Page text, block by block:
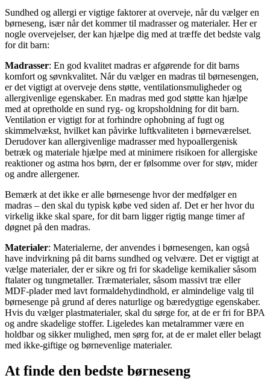
Sundhed og allergi er vigtige faktorer at overveje, når du vælger en
børneseng, især når det kommer til madrasser og materialer. Her er
nogle overvejelser, der kan hjælpe dig med at træffe det bedste valg
for dit barn:
Madrasser: En god kvalitet madras er afgørende for dit barns
komfort og søvnkvalitet. Når du vælger en madras til børnesengen,
er det vigtigt at overveje dens støtte, ventilationsmuligheder og
allergivenlige egenskaber. En madras med god støtte kan hjælpe
med at opretholde en sund ryg- og kropsholdning for dit barn.
Ventilation er vigtigt for at forhindre ophobning af fugt og
skimmelvækst, hvilket kan påvirke luftkvaliteten i børneværelset.
Derudover kan allergivenlige madrasser med hypoallergenisk
betræk og materiale hjælpe med at minimere risikoen for allergiske
reaktioner og astma hos børn, der er følsomme over for støv, mider
og andre allergener.
Bemærk at det ikke er alle børnesenge hvor der medfølger en
madras – den skal du typisk købe ved siden af. Det er her hvor du
virkelig ikke skal spare, for dit barn ligger rigtig mange timer af
døgnet på den madras.
Materialer: Materialerne, der anvendes i børnesengen, kan også
have indvirkning på dit barns sundhed og velvære. Det er vigtigt at
vælge materialer, der er sikre og fri for skadelige kemikalier såsom
ftalater og tungmetaller. Træmaterialer, såsom massivt træ eller
MDF-plader med lavt formaldehydindhold, er almindelige valg til
børnesenge på grund af deres naturlige og bæredygtige egenskaber.
Hvis du vælger plastmaterialer, skal du sørge for, at de er fri for BPA
og andre skadelige stoffer. Ligeledes kan metalrammer være en
holdbar og sikker mulighed, men sørg for, at de er malet eller belagt
med ikke-giftige og børnevenlige materialer.
At finde den bedste børneseng